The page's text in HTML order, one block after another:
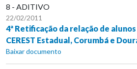
8 - ADITIVO
22/02/2011
4ª Retificação da relação de
CEREST Estadual, Corumbá e
Baixar documento